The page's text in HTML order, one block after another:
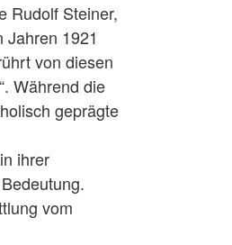
Rudolf Steiner,
1921
von diesen
Während die
geprägte
ihrer
vom